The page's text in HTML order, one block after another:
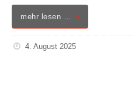
mehr lesen …
4. August 2025